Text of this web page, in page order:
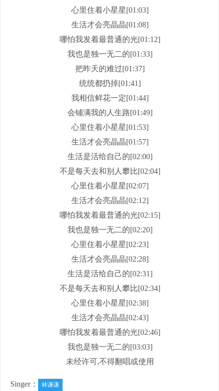
心里住着小星星[01:03]
生活才会亮晶晶[01:08]
哪怕我发着最普通的光[01:12]
我也是独一无二的[01:33]
把昨天的难过[01:37]
统统都扔掉[01:41]
我相信鲜花一定[01:44]
会铺满我的人生路[01:49]
心里住着小星星[01:53]
生活才会亮晶晶[01:57]
生活是活给自己的[02:00]
不是每天去和别人攀比[02:04]
心里住着小星星[02:07]
生活才会亮晶晶[02:12]
哪怕我发着最普通的光[02:15]
我也是独一无二的[02:20]
心里住着小星星[02:23]
生活才会亮晶晶[02:28]
生活是活给自己的[02:31]
不是每天去和别人攀比[02:34]
心里住着小星星[02:38]
生活才会亮晶晶[02:43]
哪怕我发着最普通的光[02:46]
我也是独一无二的[03:03]
未经许可,不得翻唱或使用
Singer： 林谦谦